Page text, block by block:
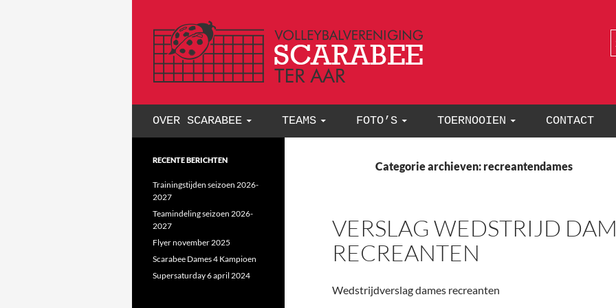
OVER SCARABEE TEAMS FOTO’S TOERNOOIEN CONTACT
Categorie archieven: recreantendames
VERSLAG WEDSTRIJD
RECREANTEN
Wedstrijdverslag dames recreanten
RECENTE BERICHTEN
Trainingstijden seizoen 2026-
2027
Teamindeling seizoen 2026-
2027
Flyer november 2025
Scarabee Dames 4 Kampioen
Supersaturday 6 april 2024